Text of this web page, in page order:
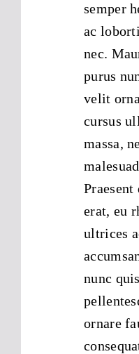
semper
ac
nec.
purus
velit
cursus
massa,
erat, eu
ultrices
nunc quis
ornare